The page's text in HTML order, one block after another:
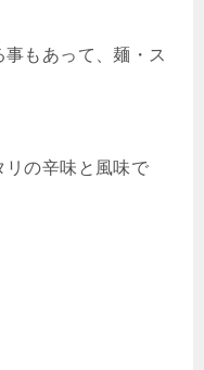
もあって、麺・ス
リの辛味と風味で